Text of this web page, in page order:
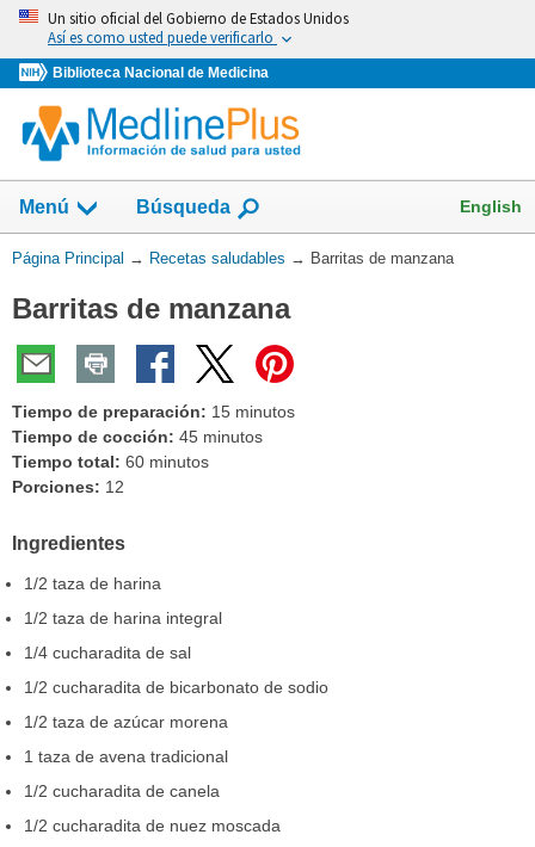
Omita
vaya
al
Contenido
Un sitio oficial del Gobierno de Estados Unidos
Así es como usted puede verificarlo
Biblioteca Nacional de Medicina
Menú
Mostrar
campo
de
Búsqueda English
Usted
aquí:
Página Principal → Recetas saludables → Barritas de manzana
Barritas de manzana
Tiempo de preparación: 15 minutos
Tiempo de cocción: 45 minutos
Tiempo total: 60 minutos
Porciones: 12
Ingredientes
1/2 taza de harina
1/2 taza de harina integral
1/4 cucharadita de sal
1/2 cucharadita de bicarbonato de sodio
1/2 taza de azúcar morena
1 taza de avena tradicional
1/2 cucharadita de canela
1/2 cucharadita de nuez moscada